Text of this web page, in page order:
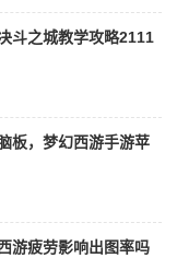
斗之城教学攻略2111
板，梦幻西游手游苹
游疲劳影响出图率吗